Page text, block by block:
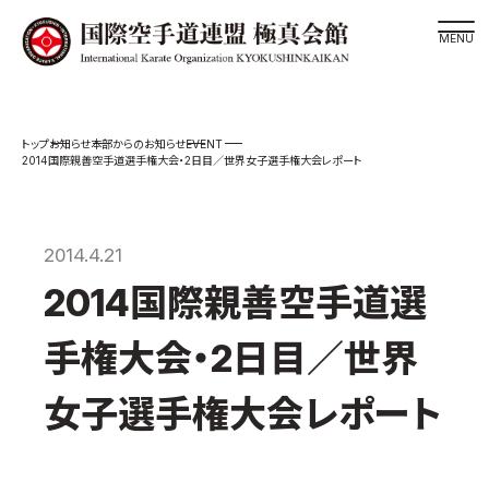
スケジュール
松井章奎館長 紹介
極真の歴史
極真会館のご案内
極真会館の概要
お知らせ本部からのお知らせEVENT
2014国際親善空手道選手権大会・2日目／世界女子選手権大会レポート
2014.4.21
2014国際親善空手道選
手権大会・2日目／世界
女子選手権大会レポート